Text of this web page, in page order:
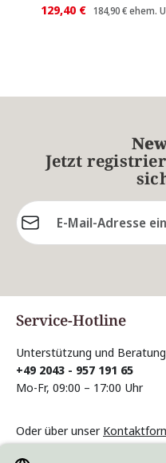
129,40 € 184,90 €ehem.
Jetzt
E-Mail-Adresse*
Service-Hotline
Unterstützung und
+49 2043 - 957 191 65
Mo-Fr, 09:00 – 17:00 Uhr
Oder über unser